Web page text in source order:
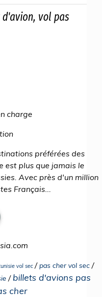
vol pas
charge
préférées des
est plus que jamais le
Avec près d'un million
Français...
vol sec/pas cher vol sec /
/ billets d'avions pas
cher